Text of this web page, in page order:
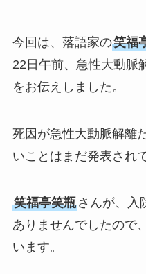
今回は、落語家の笑福
22日午前、急性大動脈
をお伝えしました。
死因が急性大動脈解離
いことはまだ発表され
笑福亭笑瓶さんが、入
ありませんでしたので
います。